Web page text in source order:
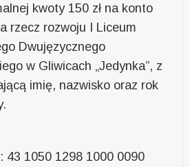
kwoty 150 zł na konto
rzecz rozwoju I Liceum
Dwujęzycznego
w Gliwicach „Jedynka”, z
imię, nazwisko oraz rok
43 1050 1298 1000 0090